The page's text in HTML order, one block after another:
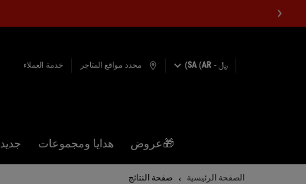
﷼ - SA (AR) محدد مواقع المتاجر خدمة العملاء
🎁عروض هدايا ومجموعات جديد
الصفحة الرئيسية صفحة النتائج